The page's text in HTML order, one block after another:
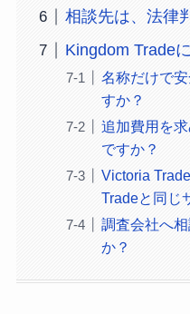
相談先は、法律
Kingdom Trade
名称だけで
すか？
追加費用を
ですか？
Victoria
Tradeと同じ
調査会社へ
か？